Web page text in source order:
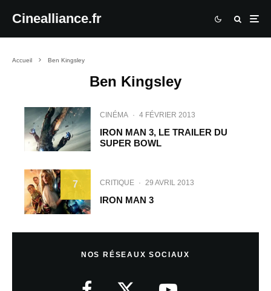
Cinealliance.fr
Accueil Ben Kingsley
Ben Kingsley
CINÉMA · 4 FÉVRIER 2013
IRON MAN 3, LE TRAILER DU
SUPER BOWL
7 CRITIQUE · 29 AVRIL 2013
IRON MAN 3
NOS RÉSEAUX SOCIAUX